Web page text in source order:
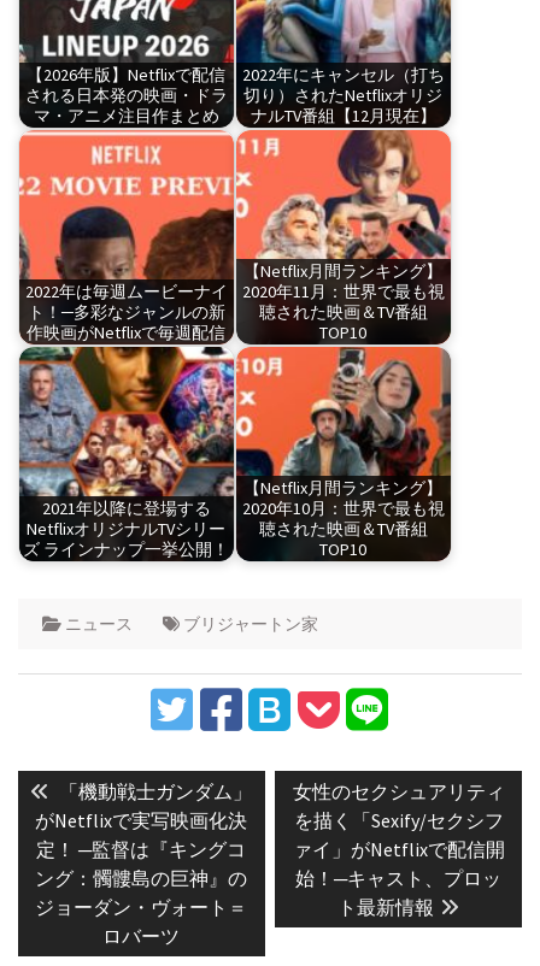
【2026年版】Netflixで配信
される日本発の映画・ドラ
マ・アニメ注目作まとめ
2022年にキャンセル（打ち
切り）されたNetflixオリジ
ナルTV番組【12月現在】
2022年は毎週ムービーナイ
ト！─多彩なジャンルの新
作映画がNetflixで毎週配信
【Netflix月間ランキング】
2020年11月：世界で最も視
聴された映画＆TV番組
TOP10
2021年以降に登場する
NetflixオリジナルTVシリー
ズ ラインナップ一挙公開！
【Netflix月間ランキング】
2020年10月：世界で最も視
聴された映画＆TV番組
TOP10
ニュース ブリジャートン家
稿
ナ
ビ
ゲ
ー
シ
Previous
post:
「機動戦士ガンダム」
がNetflixで実写映画化決
定！ ─監督は『キングコ
ング：髑髏島の巨神』の
ジョーダン・ヴォート＝
ロバーツ
Next
post:
女性のセクシュアリティ
を描く「Sexify/セクシフ
ァイ」がNetflixで配信開
始！─キャスト、プロッ
ト最新情報